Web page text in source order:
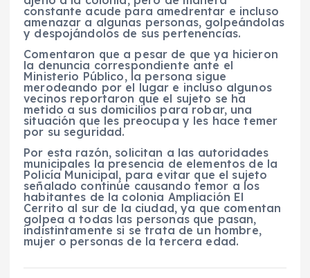
constante acude para amedrentar e incluso
amenazar a algunas personas, golpeándolas
y despojándolos de sus pertenencias.
Comentaron que a pesar de que ya hicieron
la denuncia correspondiente ante el
Ministerio Público, la persona sigue
merodeando por el lugar e incluso algunos
vecinos reportaron que el sujeto se ha
metido a sus domicilios para robar, una
situación que les preocupa y les hace temer
por su seguridad.
Por esta razón, solicitan a las autoridades
municipales la presencia de elementos de la
Policía Municipal, para evitar que el sujeto
señalado continúe causando temor a los
habitantes de la colonia Ampliación El
Cerrito al sur de la ciudad, ya que comentan
golpea a todas las personas que pasan,
indistintamente si se trata de un hombre,
mujer o personas de la tercera edad.